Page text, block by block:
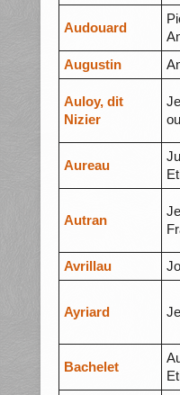
Audouard
Augustin
Auloy, dit
Nizier
Aureau
Autran
Avrillau
Ayriard
Bachelet